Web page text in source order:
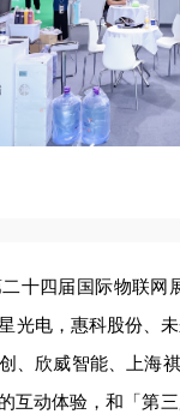
十四届国际物联
光电，惠科股份、
、欣威智能、上海
互动体验，和「第